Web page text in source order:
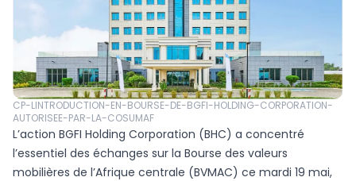
CP-LINTRODUCTION-EN-BOURSE-DE-BGFI-HOLDING-CORPORATION-
AUTORISEE-PAR-LA-COSUMAF
L’action BGFI Holding Corporation (BHC) a concentré
l’essentiel des échanges sur la Bourse des valeurs
mobilières de l’Afrique centrale (BVMAC) ce mardi 19 mai,